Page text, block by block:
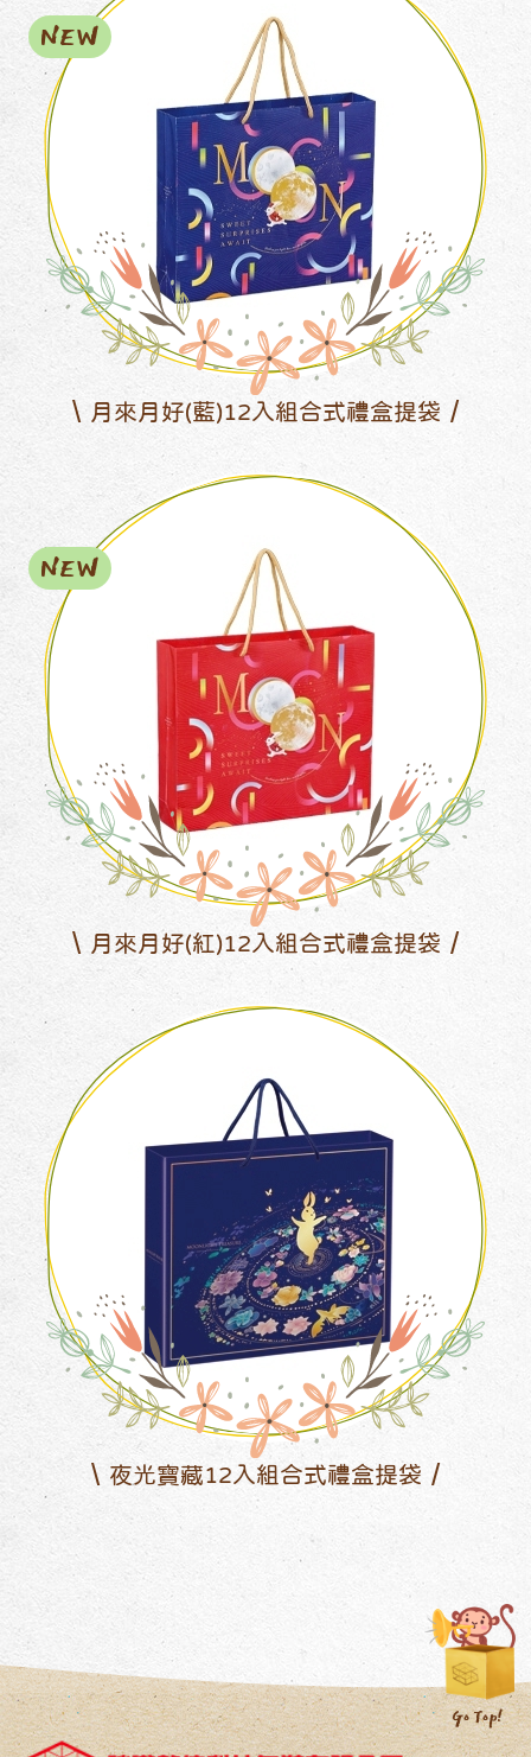
月來月好(藍)12入組合式禮盒提袋
NEW
月來月好(紅)12入組合式禮盒提袋
NEW
夜光寶藏12入組合式禮盒提袋